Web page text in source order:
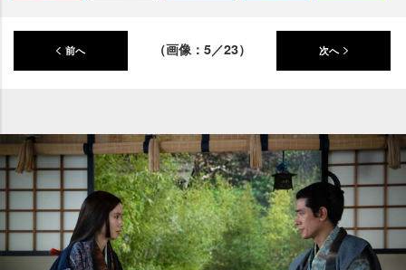
前へ （画像：5／23） 次へ